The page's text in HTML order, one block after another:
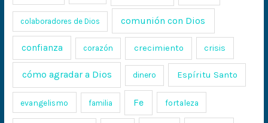
colaboradores de Dios comunión con Dios
confianza corazón crecimiento crisis
cómo agradar a Dios dinero Espíritu Santo
evangelismo familia Fe fortaleza